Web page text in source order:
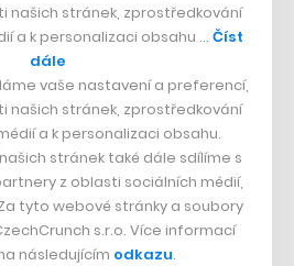
energetické společnosti ČEZ
příjem stejný jako v roce
na téměř 135 milionů korun.
a generální ředitel
nárok na skoro 35 milionů
zveřejněné pozvánky na
společnosti. Polostátní ČEZ
zisk zhruba 29,6 miliardy
více
našich stránek, zprostředkování
a k personalizaci obsahu … Číst
dále
vaše nastavení a preferencí,
našich stránek, zprostředkování
a k personalizaci obsahu.
stránek také dále sdílíme s
z oblasti sociálních médií,
tyto webové stránky a soubory
s.r.o. Více informací
následujícím odkazu.